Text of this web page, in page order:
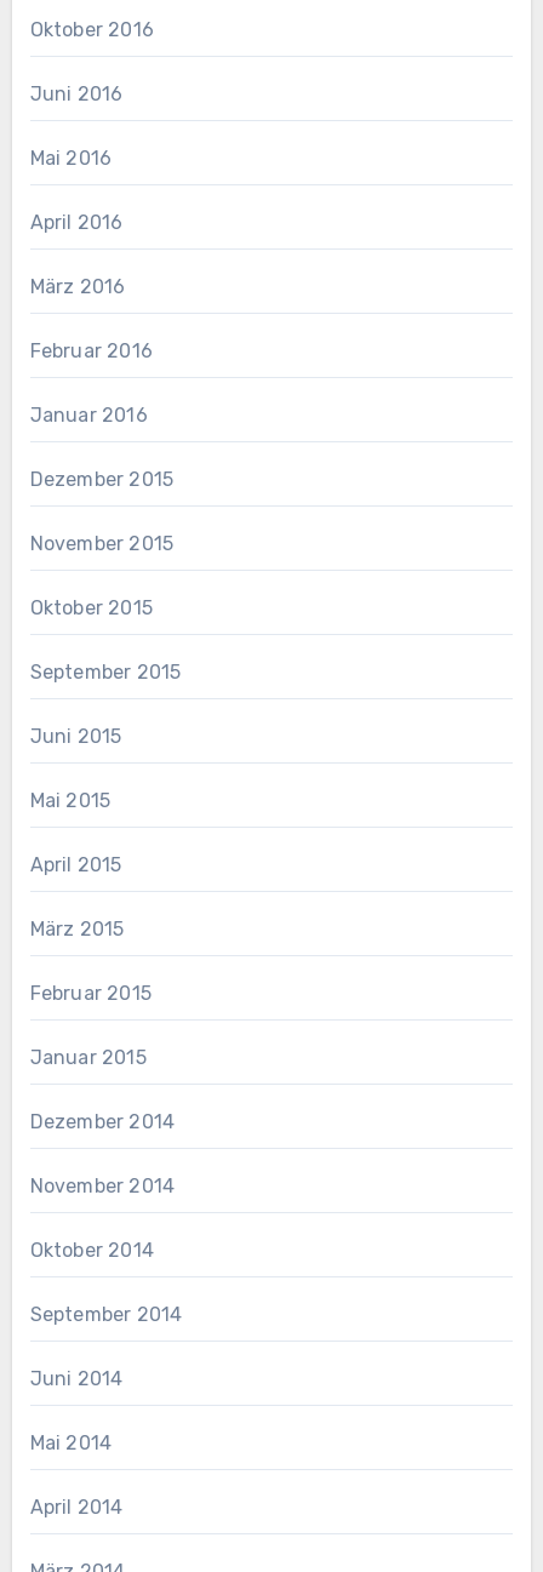
Oktober 2016
Juni 2016
Mai 2016
April 2016
März 2016
Februar 2016
Januar 2016
Dezember 2015
November 2015
Oktober 2015
September 2015
Juni 2015
Mai 2015
April 2015
März 2015
Februar 2015
Januar 2015
Dezember 2014
November 2014
Oktober 2014
September 2014
Juni 2014
Mai 2014
April 2014